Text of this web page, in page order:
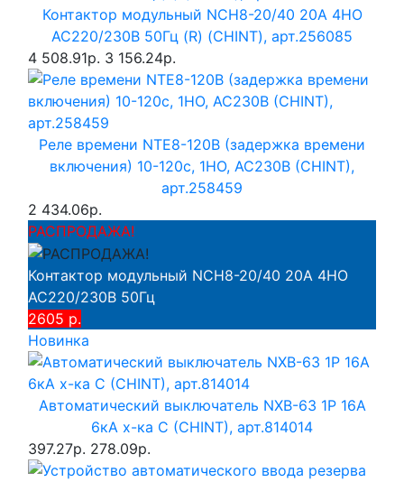
Контактор модульный NCH8-20/40 20A 4НО
AC220/230В 50Гц (R) (CHINT), арт.256085
4 508.91р. 3 156.24р.
Реле времени NTE8-120B (задержка времени
включения) 10-120с, 1НО, AC230B (CHINT),
арт.258459
2 434.06р.
РАСПРОДАЖА!
Контактор модульный NCH8-20/40 20A 4НО
AC220/230В 50Гц
2605 р.
Новинка
Автоматический выключатель NXB-63 1P 16A
6кА х-ка C (CHINT), арт.814014
397.27р. 278.09р.